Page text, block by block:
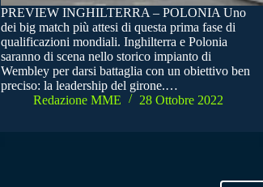
PREVIEW INGHILTERRA – POLONIA Uno
dei big match più attesi di questa prima fase di
qualificazioni mondiali. Inghilterra e Polonia
saranno di scena nello storico impianto di
Wembley per darsi battaglia con un obiettivo ben
preciso: la leadership del girone.…
Redazione MME
28 Ottobre 2022